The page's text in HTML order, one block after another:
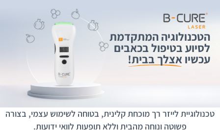
הטכנולוגיה המתקדמת
לסיוע בטיפול בכאבים
עכשיואצלך בבית!
טכנולוגיית לייזר רך מוכחת קלינית, בטוחה לשימוש עצמי, בצורה
פשוטה ונוחה מהבית וללא תופעות לוואי ידועות.